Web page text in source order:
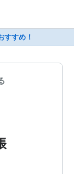
すすめ！